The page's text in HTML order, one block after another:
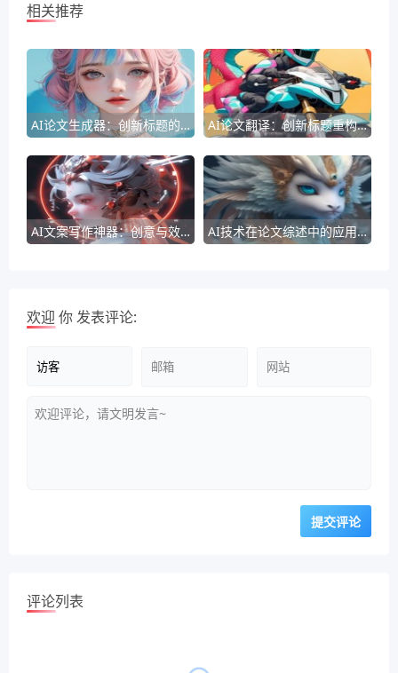
相关推荐
AI论文生成器：创新标题的智能构建 AI论文翻译：创新标题重构技巧
AI文案写作神器：创意与效率的双重革命 AI技术在论文综述中的应用与影响
欢迎 你发表评论:
评论列表